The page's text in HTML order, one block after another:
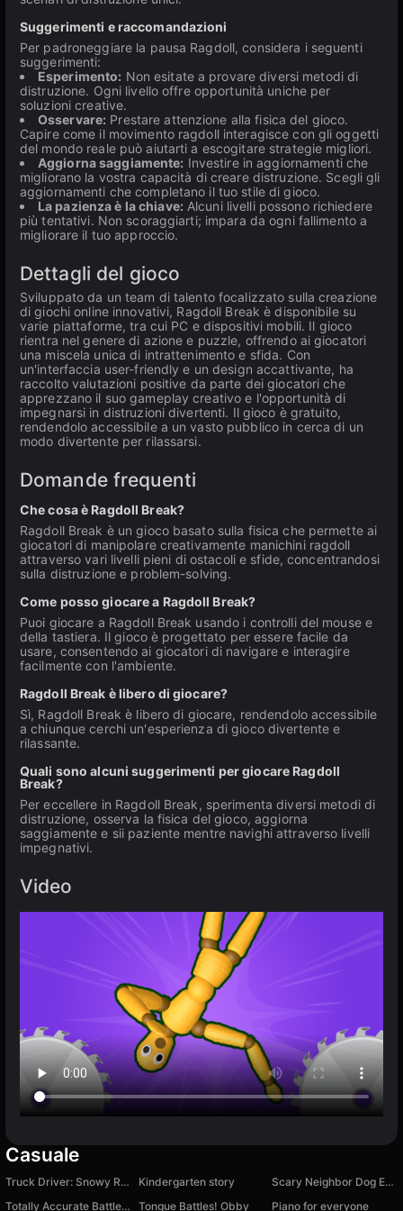
Suggerimenti e raccomandazioni
Per padroneggiare la pausa Ragdoll, considera i seguenti
suggerimenti:
Esperimento: Non esitate a provare diversi metodi di
distruzione. Ogni livello offre opportunità uniche per
soluzioni creative.
Osservare: Prestare attenzione alla fisica del gioco.
Capire come il movimento ragdoll interagisce con gli oggetti
del mondo reale può aiutarti a escogitare strategie migliori.
Aggiorna saggiamente: Investire in aggiornamenti che
migliorano la vostra capacità di creare distruzione. Scegli gli
aggiornamenti che completano il tuo stile di gioco.
La pazienza è la chiave: Alcuni livelli possono richiedere
più tentativi. Non scoraggiarti; impara da ogni fallimento a
migliorare il tuo approccio.
Dettagli del gioco
Sviluppato da un team di talento focalizzato sulla creazione
di giochi online innovativi, Ragdoll Break è disponibile su
varie piattaforme, tra cui PC e dispositivi mobili. Il gioco
rientra nel genere di azione e puzzle, offrendo ai giocatori
una miscela unica di intrattenimento e sfida. Con
un'interfaccia user-friendly e un design accattivante, ha
raccolto valutazioni positive da parte dei giocatori che
apprezzano il suo gameplay creativo e l'opportunità di
impegnarsi in distruzioni divertenti. Il gioco è gratuito,
rendendolo accessibile a un vasto pubblico in cerca di un
modo divertente per rilassarsi.
Domande frequenti
Che cosa è Ragdoll Break?
Ragdoll Break è un gioco basato sulla fisica che permette ai
giocatori di manipolare creativamente manichini ragdoll
attraverso vari livelli pieni di ostacoli e sfide, concentrandosi
sulla distruzione e problem-solving.
Come posso giocare a Ragdoll Break?
Puoi giocare a Ragdoll Break usando i controlli del mouse e
della tastiera. Il gioco è progettato per essere facile da
usare, consentendo ai giocatori di navigare e interagire
facilmente con l'ambiente.
Ragdoll Break è libero di giocare?
Sì, Ragdoll Break è libero di giocare, rendendolo accessibile
a chiunque cerchi un'esperienza di gioco divertente e
rilassante.
Quali sono alcuni suggerimenti per giocare Ragdoll
Break?
Per eccellere in Ragdoll Break, sperimenta diversi metodi di
distruzione, osserva la fisica del gioco, aggiorna
saggiamente e sii paziente mentre navighi attraverso livelli
impegnativi.
Video
Casuale
Truck Driver: Snowy Roads Kindergarten story
Scary Neighbor Dog Escape
Totally Accurate Battle Simulator 2
Tongue Battles! Obby Piano for everyone